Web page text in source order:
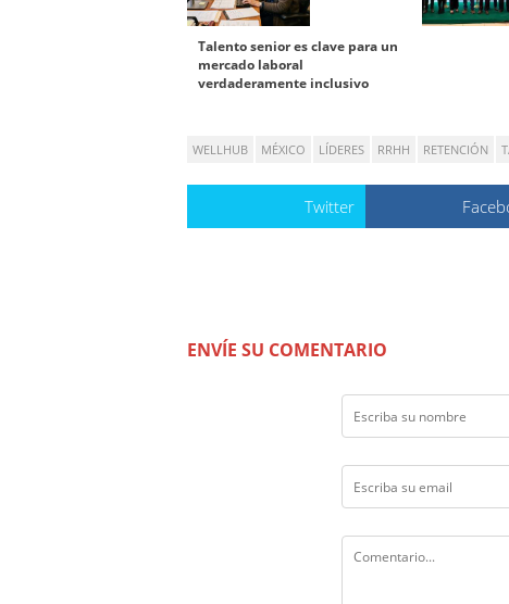
Talento senior es clave para un
mercado laboral
verdaderamente inclusivo
WELLHUB MÉXICO LÍDERES RRHH RETENCIÓN
Twitter
ENVÍE SU COMENTARIO